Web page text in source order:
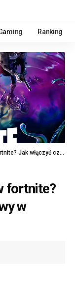
Ranking
czat głosowy w Fortnite?
fortnite?
w